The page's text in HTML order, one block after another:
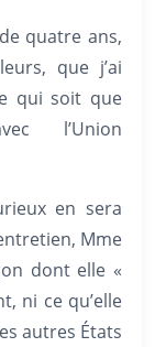
quatre ans,
que j’ai
qui soit que
l’Union
en sera
Mme
dont elle «
ni ce qu’elle
autres États